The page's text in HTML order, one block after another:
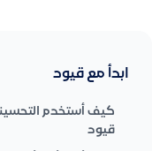
ابدأ مع قيود
كيف أستخدم
قيود